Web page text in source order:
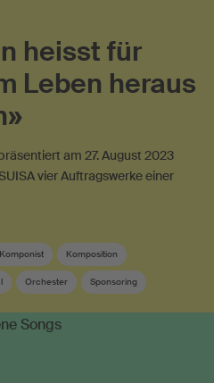
heisst für
Leben heraus
am 27. August 2023
vier Auftragswerke einer
Komponist Komposition
Orchester Sponsoring